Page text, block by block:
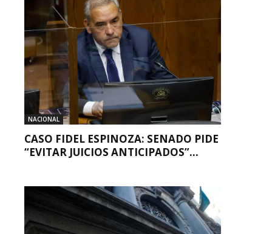
NACIONAL
CASO FIDEL ESPINOZA: SENADO PIDE
“EVITAR JUICIOS ANTICIPADOS”...